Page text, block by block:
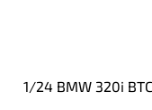
1/24 BMW 320i